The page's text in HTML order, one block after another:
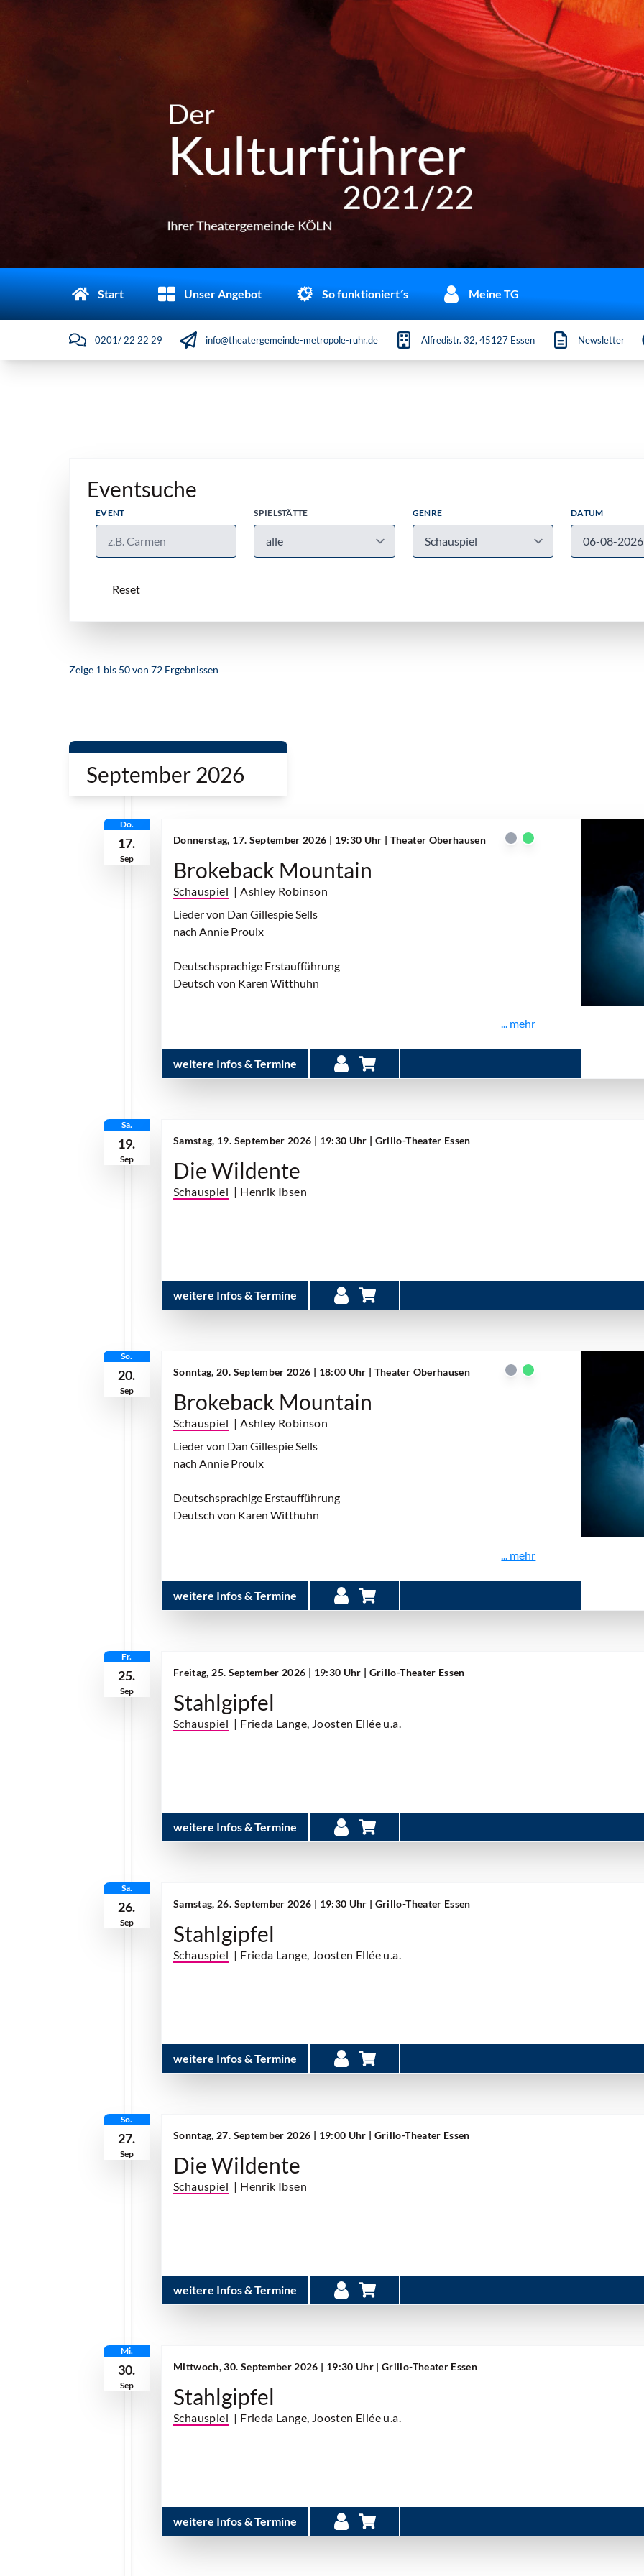
Start Unser Angebot So funktioniert´s Meine TG
0201/ 22 22 29 info@theatergemeinde-metropole-ruhr.de Alfredistr. 32, 45127 Essen Newsletter
Eventsuche
EVENT SPIELSTÄTTE GENRE DATUM
Zeige 1 bis 50von 72 Ergebnissen
September 2026
Do.
17.
Sep
Donnerstag, 17. September 2026 | 19:30 Uhr | Theater Oberhausen
Brokeback Mountain
Schauspiel | Ashley Robinson
Lieder von Dan Gillespie Sells
nach Annie Proulx
Deutschsprachige Erstaufführung
Deutsch von Karen Witthuhn
... mehr
weitere Infos & Termine
Sa.
19.
Sep
Samstag, 19. September 2026 | 19:30 Uhr | Grillo-Theater Essen
Die Wildente
Schauspiel | Henrik Ibsen
weitere Infos & Termine
So.
20.
Sep
Sonntag, 20. September 2026 | 18:00 Uhr | Theater Oberhausen
Brokeback Mountain
Schauspiel | Ashley Robinson
Lieder von Dan Gillespie Sells
nach Annie Proulx
Deutschsprachige Erstaufführung
Deutsch von Karen Witthuhn
... mehr
weitere Infos & Termine
Fr.
25.
Sep
Freitag, 25. September 2026 | 19:30 Uhr | Grillo-Theater Essen
Stahlgipfel
Schauspiel | Frieda Lange, Joosten Ellée u.a.
weitere Infos & Termine
Sa.
26.
Sep
Samstag, 26. September 2026 | 19:30 Uhr | Grillo-Theater Essen
Stahlgipfel
Schauspiel | Frieda Lange, Joosten Ellée u.a.
weitere Infos & Termine
So.
27.
Sep
Sonntag, 27. September 2026 | 19:00 Uhr | Grillo-Theater Essen
Die Wildente
Schauspiel | Henrik Ibsen
weitere Infos & Termine
Mi.
30.
Sep
Mittwoch, 30. September 2026 | 19:30 Uhr | Grillo-Theater Essen
Stahlgipfel
Schauspiel | Frieda Lange, Joosten Ellée u.a.
weitere Infos & Termine